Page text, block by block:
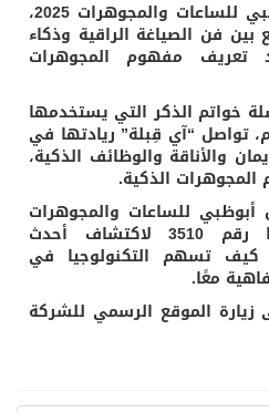
العصري. وفي معرض أبوظبي للساعات والمجوهرات 2025،
فن الصياغة الراقية وذكاء
تعريف مفهوم المجوهرات
خواتم الذكر التي يستخدمها
تواصل “آي قِبلة” ريادتها في
والأناقة والوظائف الذكية،
الذكية.
للساعات والمجوهرات
2025 إلى زيارة جناحها رقم 3510 لاكتشاف أحدث
كيف تسهم التكنولوجيا في
معًا.
زيارة الموقع الرسمي للشركة